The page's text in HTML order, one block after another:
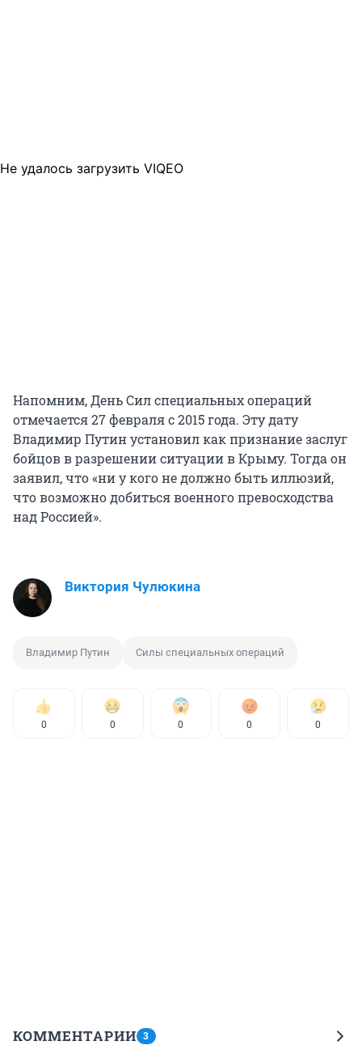
Не удалось загрузить VIQEO
Напомним, День Сил специальных операций
отмечается 27 февраля с 2015 года. Эту дату
Владимир Путин установил как признание заслуг
бойцов в разрешении ситуации в Крыму. Тогда он
заявил, что «ни у кого не должно быть иллюзий,
что возможно добиться военного превосходства
над Россией».
Виктория Чулюкина
Владимир Путин Силы специальных операций
0 0 0 0 0
КОММЕНТАРИИ 3